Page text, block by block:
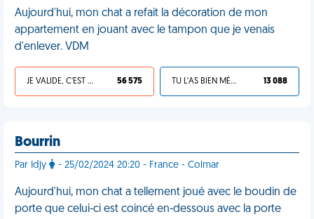
Aujourd'hui, mon chat a refait la décoration de mon
appartement en jouant avec le tampon que je venais
d'enlever. VDM
JE VALIDE, C'EST UNE VDM 56 575 TU L'AS BIEN MÉRITÉ 13 088
Bourrin
Par Idjy - 25/02/2024 20:20 - France - Colmar
Aujourd'hui, mon chat a tellement joué avec le boudin de
porte que celui-ci est coincé en-dessous avec la porte